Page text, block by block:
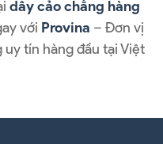
dây cảo chằng hàng
với Provina – Đơn vị
tín hàng đầu tại Việt